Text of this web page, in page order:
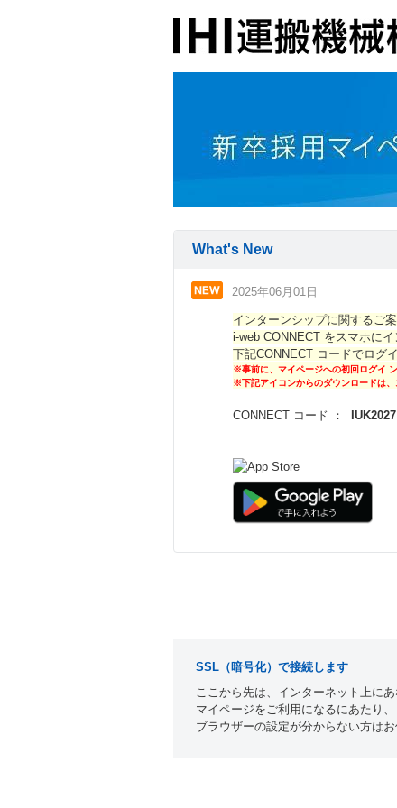
What's New
2025年06月01日
インターンシップに関するご
i-web CONNECT をスマホにイ
下記CONNECT コードでログ
※事前に、マイページへの初回ログイ
※下記アイコンからのダウンロードは、
CONNECT コード ： IUK2027
SSL（暗号化）で接続します
ここから先は、インターネット上に
マイページをご利用になるにあたり
ブラウザーの設定が分からない方は